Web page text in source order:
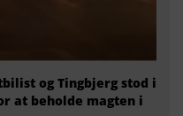
og Tingbjerg stod i
at beholde magten i